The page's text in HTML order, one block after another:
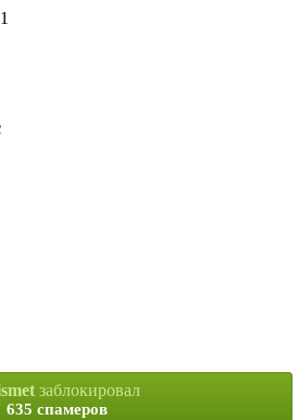
заблокировал
635 спамеров